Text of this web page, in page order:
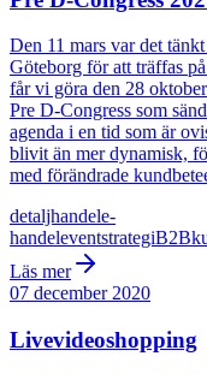
Den 11 mars var det
Göteborg för att träffas
får vi göra den 28
Pre D-Congress som
agenda i en tid som är
blivit än mer dynamisk,
med förändrade
detaljhandele-
handeleventstrategiB2B
Läs mer
07 december 2020
Livevideoshopping